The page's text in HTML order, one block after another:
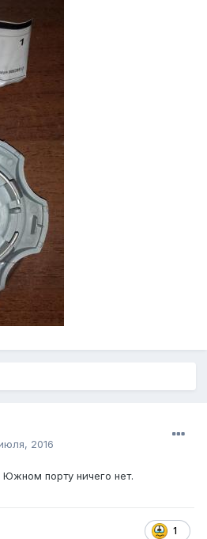
2016
порту ничего нет.
1